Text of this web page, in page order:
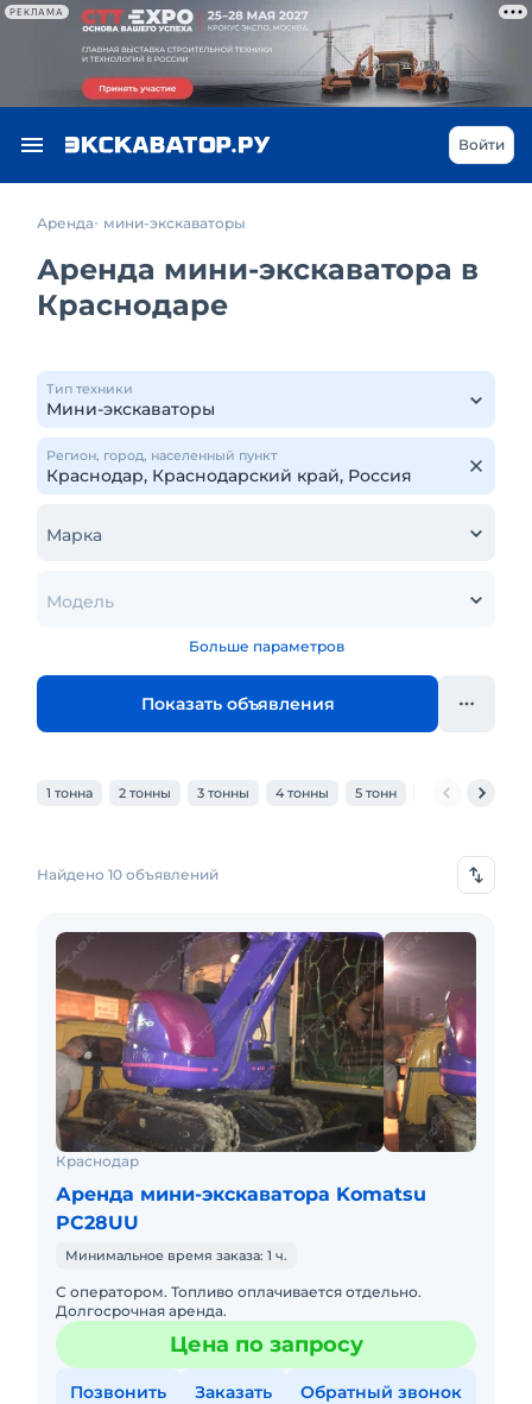
РЕКЛАМА
Войти
Аренда мини-экскаваторы
Аренда мини-экскаватора в
Краснодаре
Тип техники
Регион, город, населенный пункт
Марка
Модель
Больше параметров
Показать объявления
1 тонна 2 тонны 3 тонны 4 тонны 5 тонн 6 тонн
Найдено 10 объявлений
Краснодар
Аренда мини-экскаватора Komatsu
PC28UU
Минимальное время заказа: 1 ч.
С оператором. Топливо оплачивается отдельно.
Долгосрочная аренда.
Цена по запросу
Позвонить Заказать Обратный звонок